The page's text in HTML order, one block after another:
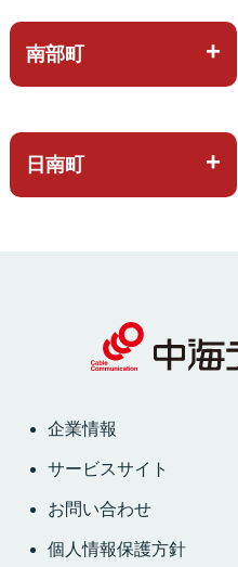
南部町
日南町
企業情報
サービスサイト
お問い合わせ
個人情報保護方針